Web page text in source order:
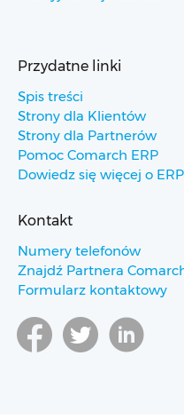
Przydatne linki
Spis treści
Strony dla Klientów
Strony dla Partnerów
Pomoc Comarch ERP
Dowiedz się więcej o
Kontakt
Numery telefonów
Znajdź Partnera
Formularz kontaktowy